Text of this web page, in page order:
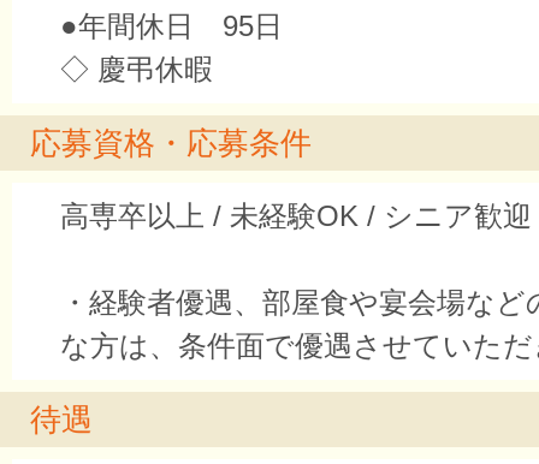
●年間休日 95日
◇ 慶弔休暇
応募資格・応募条件
高専卒以上 / 未経験OK / シニア歓迎
・経験者優遇、部屋食や宴会場な
な方は、条件面で優遇させていた
待遇